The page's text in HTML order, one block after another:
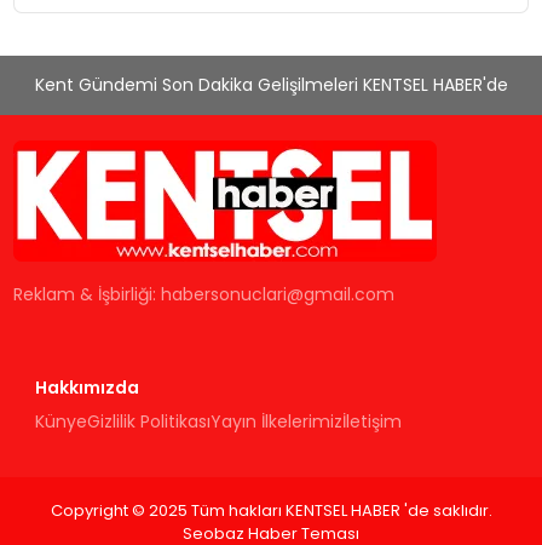
Kent Gündemi Son Dakika Gelişilmeleri KENTSEL HABER'de
Reklam & İşbirliği:habersonuclari@gmail.com
Hakkımızda
KünyeGizlilik PolitikasıYayın İlkelerimizİletişim
Copyright © 2025 Tüm hakları KENTSEL HABER 'de saklıdır.
Seobaz Haber Teması